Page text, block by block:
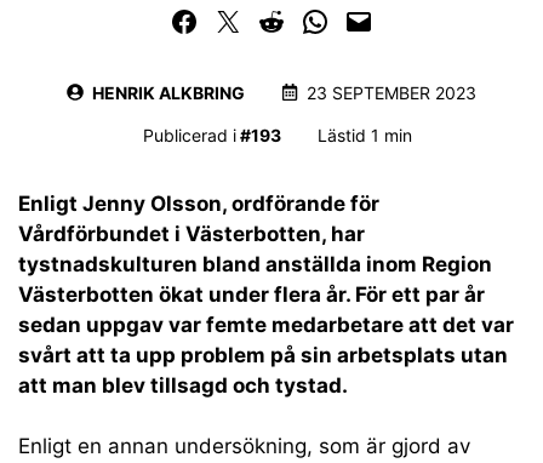
Dela på Facebook
Dela på Twitter
Dela på RedditDela i WhatsApp
Maila en länk
HENRIK ALKBRING 23 SEPTEMBER 2023
Publicerad i#193 Lästid 1 min
Enligt Jenny Olsson, ordförande för
Vårdförbundet i Västerbotten, har
tystnadskulturen bland anställda inom Region
Västerbotten ökat under flera år. För ett par år
sedan uppgav var femte medarbetare att det var
svårt att ta upp problem på sin arbetsplats utan
att man blev tillsagd och tystad.
Enligt en annan undersökning, som är gjord av